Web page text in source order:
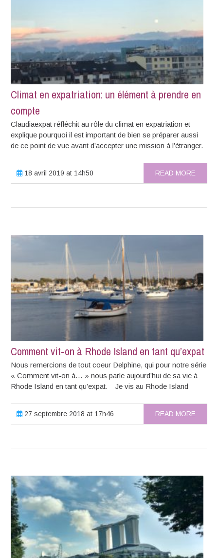
Climat en expatriation: un élément à prendre en
compte
Claudiaexpat réfléchit au rôle du climat en expatriation et
explique pourquoi il est important de bien se préparer aussi
de ce point de vue avant d’accepter une mission à l’étranger.
18 avril 2019 at 14h50 READ MORE
Comment vit-on à Rhode Island en tant qu’expat
Nous remercions de tout coeur Delphine, qui pour notre série
« Comment vit-on à… » nous parle aujourd’hui de sa vie à
Rhode Island en tant qu’expat. Je vis au Rhode Island
27 septembre 2018 at 17h46 READ MORE